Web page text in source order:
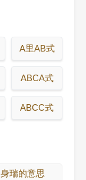
A里AB式
ABCA式
ABCC式
身瑞的意思